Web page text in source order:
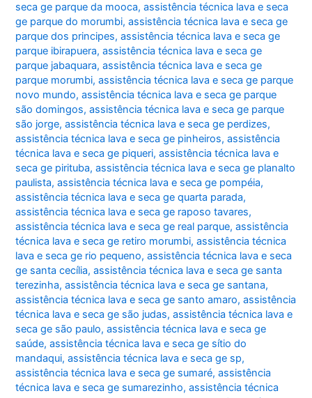
seca ge parque da mooca,assistência técnica lava e seca
ge parque do morumbi,assistência técnica lava e seca ge
parque dos principes,assistência técnica lava e seca ge
parque ibirapuera,assistência técnica lava e seca ge
parque jabaquara,assistência técnica lava e seca ge
parque morumbi,assistência técnica lava e seca ge parque
novo mundo,assistência técnica lava e seca ge parque
são domingos,assistência técnica lava e seca ge parque
são jorge,assistência técnica lava e seca ge perdizes,
assistência técnica lava e seca ge pinheiros,assistência
técnica lava e seca ge piqueri,assistência técnica lava e
seca ge pirituba,assistência técnica lava e seca ge planalto
paulista,assistência técnica lava e seca ge pompéia,
assistência técnica lava e seca ge quarta parada,
assistência técnica lava e seca ge raposo tavares,
assistência técnica lava e seca ge real parque,assistência
técnica lava e seca ge retiro morumbi,assistência técnica
lava e seca ge rio pequeno,assistência técnica lava e seca
ge santa cecília,assistência técnica lava e seca ge santa
terezinha,assistência técnica lava e seca ge santana,
assistência técnica lava e seca ge santo amaro,assistência
técnica lava e seca ge são judas,assistência técnica lava e
seca ge são paulo,assistência técnica lava e seca ge
saúde,assistência técnica lava e seca ge sítio do
mandaqui,assistência técnica lava e seca ge sp,
assistência técnica lava e seca ge sumaré,assistência
técnica lava e seca ge sumarezinho,assistência técnica